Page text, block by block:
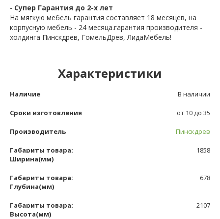
- Супер Гарантия до 2-х лет
На мягкую мебель гарантия составляет 18 месяцев, на
корпусную мебель - 24 месяца.гарантия производителя -
холдинга Пинскдрев, ГомельДрев, ЛидаМебель!
Характеристики
Наличие В наличии
Сроки изготовления от 10 до 35
Производитель Пинскдрев
Габариты товара:
Ширина(мм)
1858
Габариты товара:
Глубина(мм)
678
Габариты товара:
Высота(мм)
2107